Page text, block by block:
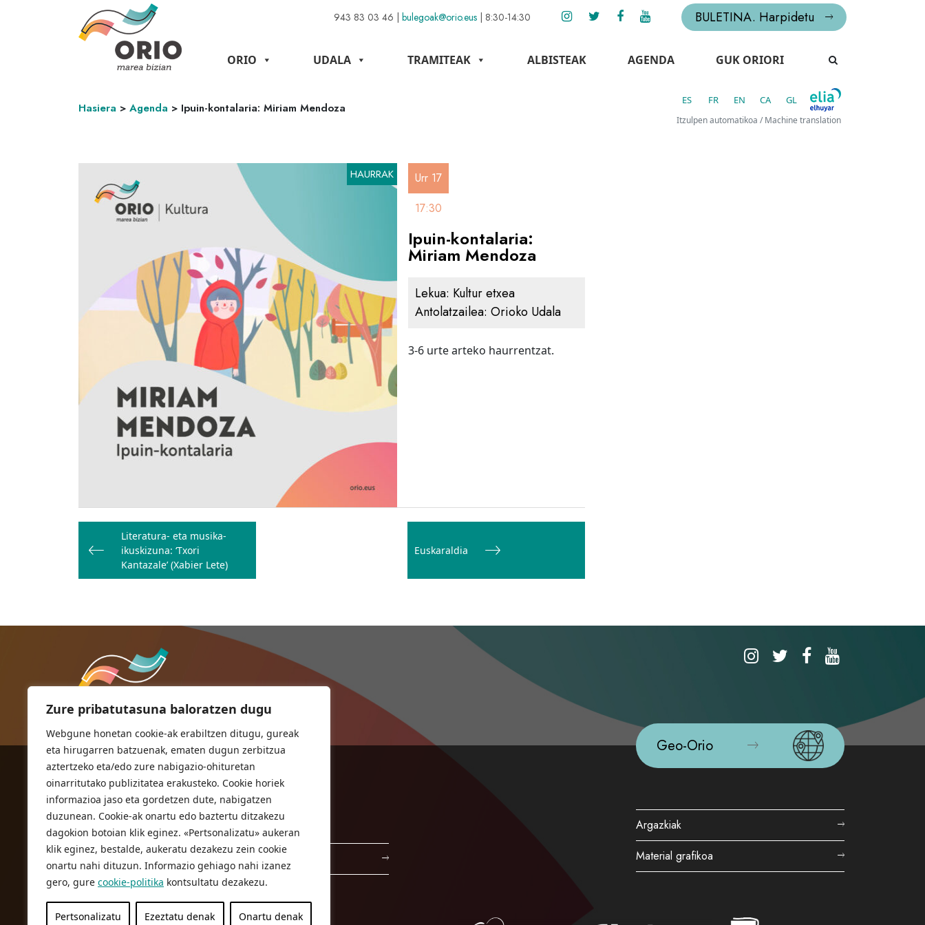
Zure pribatutasuna baloratzen dugu
Webgune honetan cookie-ak erabiltzen ditugu, gureak
eta hirugarren batzuenak, ematen dugun zerbitzua
aztertzeko eta/edo zure nabigazio-ohituretan
oinarritutako publizitatea erakusteko. Cookie horiek
informazioa jaso eta gordetzen dute, nabigatzen
duzunean. Cookie-ak onartu edo baztertu ditzakezu
dagokion botoian klik eginez. «Pertsonalizatu» aukeran
klik eginez, bestalde, aukeratu dezakezu zein cookie
onartu nahi dituzun. Informazio gehiago nahi izanez
gero, gure cookie-politika kontsultatu dezakezu.
Pertsonalizatu Ezeztatu denak Onartu denak
943 83 03 46 | bulegoak@orio.eus | 8:30-14:30 BULETINA. Harpidetu
ORIO UDALA TRAMITEAK ALBISTEAK AGENDA GUK ORIORI
Hasiera > Agenda > Ipuin-kontalaria: Miriam Mendoza
ES FR EN CA GL
Itzulpen automatikoa / Machine translation
HAURRAK
Urr 17
17:30
Ipuin-kontalaria:
Miriam Mendoza
Lekua: Kultur etxea
Antolatzailea: Orioko Udala
3-6 urte arteko haurrentzat.
Bidalketetan
zehar
nabigatu
Literatura- eta musika-
ikuskizuna: ‘Txori
Kantazale’ (Xabier Lete)
Euskaraldia
Geo-Orio
Argazkiak
Material grafikoa
ORIOKO UDALA
Herriko plaza,1
20810 Orio (Gipuzkoa)
T. 943 83 03 46
bulegoak@orio.eus